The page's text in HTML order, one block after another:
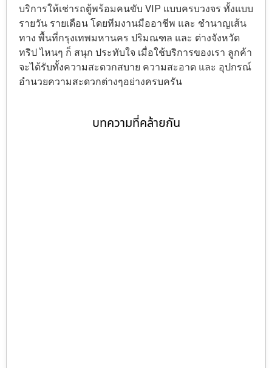
บริการให้เช่ารถตู้พร้อมคนขับ VIP แบบครบวงจร ทั้งแบบ
รายวัน รายเดือน โดยทีมงานมืออาชีพ และ ชำนาญเส้น
ทาง พื้นที่กรุงเทพมหานคร ปริมณฑล และ ต่างจังหวัด
ทริป ไหนๆ ก็ สนุก ประทับใจ เมื่อใช้บริการของเรา ลูกค้า
จะได้รับทั้งความสะดวกสบาย ความสะอาด และ อุปกรณ์
อำนวยความสะดวกต่างๆอย่างครบครัน
บทความที่คล้ายกัน